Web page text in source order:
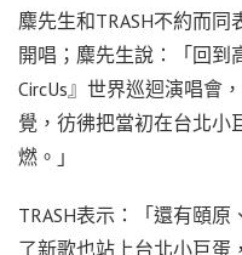
麋先生和TRASH不約而
開唱；麋先生說：「回到
CircUs』世界巡迴演唱會
覺，彷彿把當初在台北小
燃。」
TRASH表示：「還有頤
了新歌也站上台北小巨蛋